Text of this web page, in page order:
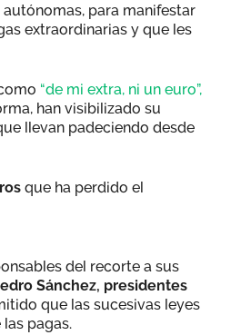
para manifestar
extraordinarias y que les
“de mi extra, ni un euro”,
han visibilizado su
llevan padeciendo desde
que ha perdido el
del recorte a sus
Sánchez, presidentes
que las sucesivas leyes
pagas.